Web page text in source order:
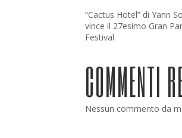
“Cactus Hotel” di Yann
vince il 27esimo Gran
Festival
COMMENTI
Nessun commento da